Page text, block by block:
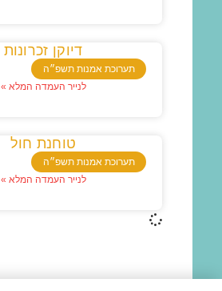
תערוכת אמנות תשפ״ה
דיוקן זכרונות
לנייר העמדה המלא »
תערוכת אמנות תשפ״ה
טוחנת חול
לנייר העמדה המלא »